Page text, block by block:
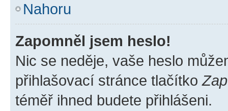
Nahoru
Zapomněl jsem heslo!
Nic se neděje, vaše heslo
přihlašovací stránce tlačítko
téměř ihned budete přihlášeni.